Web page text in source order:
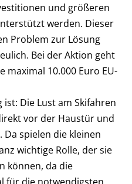
und größeren
werden. Dieser
Problem zur Lösung
Bei der Aktion geht
maximal 10.000 Euro EU-
Die Lust am Skifahren
vor der Haustür und
spielen die kleinen
wichtige Rolle, der sie
können, da die